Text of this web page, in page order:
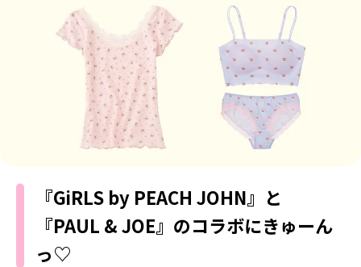
ファッションニュース
モデル私服
BEAUTY
ビューティニュース
トレンドメイク
ベストコスメ
ヘアアレンジ・ヘアケア
スキンケア
SCHOOL
スクールニュース
制服コーデ
学校ヘアメイク
勉強・受験・進路
ENTERTAINMENT
エンタメニュース
なにわ男子
LIFESTYLE
ライフスタイルニュース
モデルの購入品
おでかけ
お悩み相談
JK TREND
MODELS
MODEL'S BLOG
TikTok
『GiRLS by PEACH JOHN』と
『PAUL & JOE』のコラボにきゅーん
っ♡